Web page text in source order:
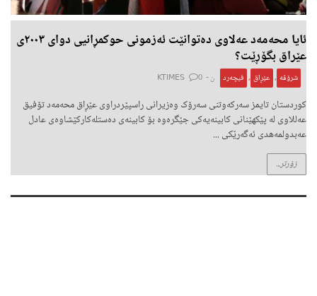
ئایا محەمەد عەلاوی دەتوانێت ئەزمونی حوکمڕانیی دوای ٢٠٠٣ی
عێراق بگۆڕێت؟
شرۆڤە , عێڕاق , فیچەرد ن - KTIMES 0
کوردستان تایمز سەركەوتنی سەرۆک وەزیرانی راسپێردراوی عێڕاق محەمەد تۆفیق
عەللاوی لە پێكهێنانی كابینەیەكی جێگرەوە بۆ کابینەی دەستلەكاركێشاوەی عادل
عەبدولمەهدی ئەگەرێکی ...
زۆرتر...